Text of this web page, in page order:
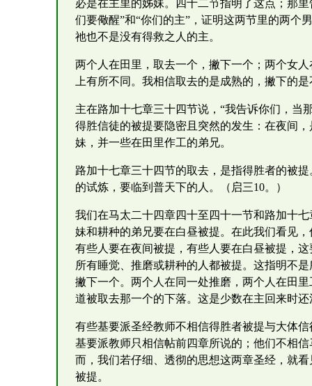
必是在主里的姊妹。四十二节指明了这点；那
们要儆醒”和“你们的主”，证明这两节里的两个
祂也不是没有得救之人的主。
两个人在田里，取去一个，撇下一个；两个女
上有所不同。我相信取去的是成熟的，撇下的
主在路加十七章三十四节说，“我告诉你们，当
得胜信徒的被提要隐密且突然的发生：在夜间
妹，并一些在田里作工的弟兄。
路加十七章三十四节的取去，是指得胜者的被
的试炼，要临到普天下的人。（启三10。）
我们在马太二十四章四十至四十一节和路加十
妹和耕种的弟兄要在白昼被提。在此我们看见
有些人要在夜间被提，有些人要在白昼被提，
所有睡觉、推磨或耕种的人都被提。这指明不
撇下一个。两个人在同一处推磨，两个人在田
道被取去那一个的下落。这是少数在主回来时
有些基要派圣经教师不相信得胜者被提与大体
基要派教师只相信帖前四章所说的；他们不相
而，我们若仔细、透彻的思想这两章圣经，就
被提。